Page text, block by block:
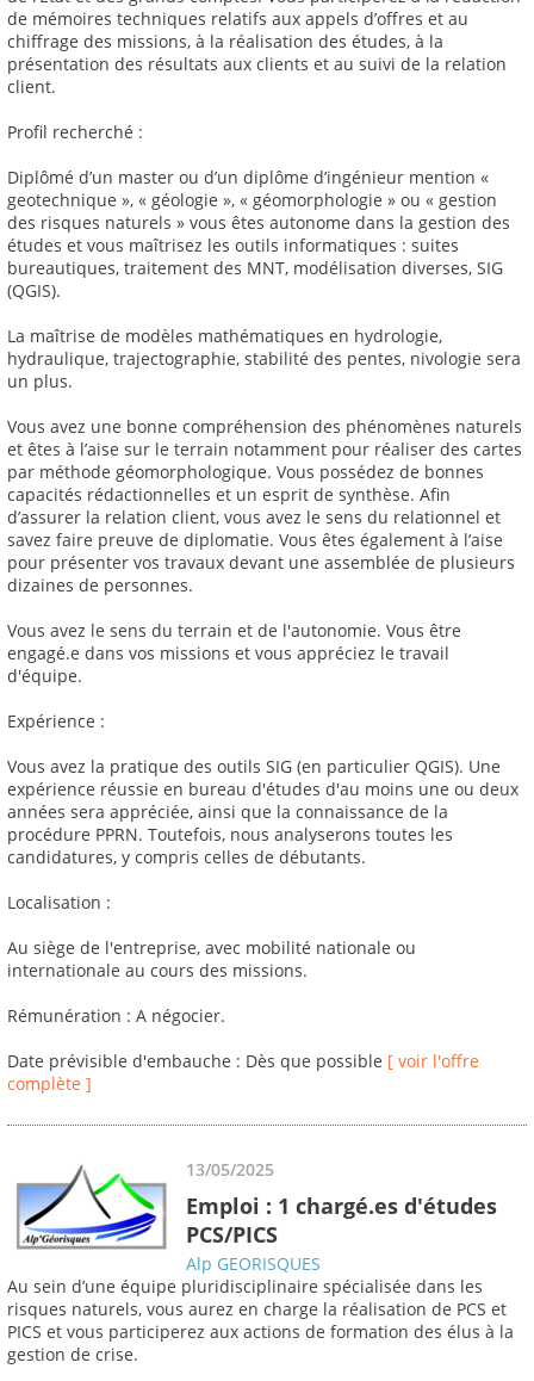
de mémoires techniques relatifs aux appels d’offres et au
chiffrage des missions, à la réalisation des études, à la
présentation des résultats aux clients et au suivi de la relation
client.
Profil recherché :
Diplômé d’un master ou d’un diplôme d’ingénieur mention «
geotechnique », « géologie », « géomorphologie » ou « gestion
des risques naturels » vous êtes autonome dans la gestion des
études et vous maîtrisez les outils informatiques : suites
bureautiques, traitement des MNT, modélisation diverses, SIG
(QGIS).
La maîtrise de modèles mathématiques en hydrologie,
hydraulique, trajectographie, stabilité des pentes, nivologie sera
un plus.
Vous avez une bonne compréhension des phénomènes naturels
et êtes à l’aise sur le terrain notamment pour réaliser des cartes
par méthode géomorphologique. Vous possédez de bonnes
capacités rédactionnelles et un esprit de synthèse. Afin
d’assurer la relation client, vous avez le sens du relationnel et
savez faire preuve de diplomatie. Vous êtes également à l’aise
pour présenter vos travaux devant une assemblée de plusieurs
dizaines de personnes.
Vous avez le sens du terrain et de l'autonomie. Vous être
engagé.e dans vos missions et vous appréciez le travail
d'équipe.
Expérience :
Vous avez la pratique des outils SIG (en particulier QGIS). Une
expérience réussie en bureau d'études d'au moins une ou deux
années sera appréciée, ainsi que la connaissance de la
procédure PPRN. Toutefois, nous analyserons toutes les
candidatures, y compris celles de débutants.
Localisation :
Au siège de l'entreprise, avec mobilité nationale ou
internationale au cours des missions.
Rémunération : A négocier.
Date prévisible d'embauche : Dès que possible [ voir l'offre
complète ]
13/05/2025
Emploi : 1 chargé.es d'études
PCS/PICS
Alp GEORISQUES
Au sein d’une équipe pluridisciplinaire spécialisée dans les
risques naturels, vous aurez en charge la réalisation de PCS et
PICS et vous participerez aux actions de formation des élus à la
gestion de crise.